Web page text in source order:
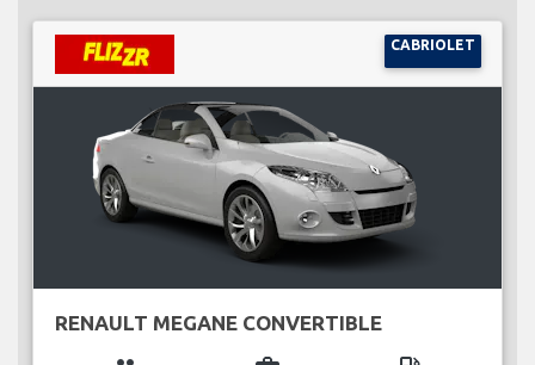
CABRIOLET
RENAULT MEGANE CONVERTIBLE